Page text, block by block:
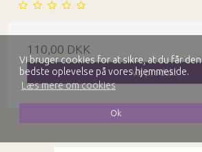
Vi bruger cookies for at sikre, at du får den
bedste oplevelse på vores hjemmeside.
Læs mere om cookies
Ok
110,00 DKK
Vis produkt